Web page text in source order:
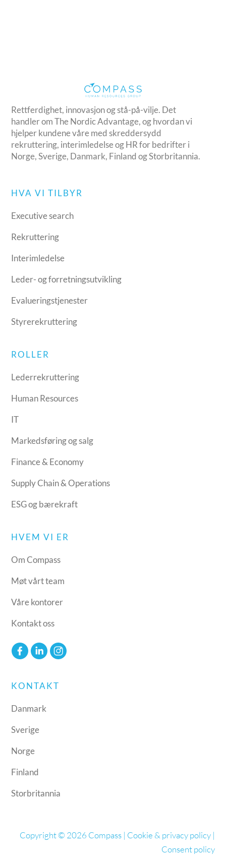
Rettferdighet, innovasjon og stå-på-vilje. Det
handler om The Nordic Advantage, og hvordan vi
hjelper kundene våre med skreddersydd
rekruttering, interimledelse og HR for bedrifter i
Norge, Sverige, Danmark, Finland og Storbritannia.
HVA VI TILBYR
Executive search
Rekruttering
Interimledelse
Leder- og forretningsutvikling
Evalueringstjenester
Styrerekruttering
ROLLER
Lederrekruttering
Human Resources
IT
Markedsføring og salg
Finance & Economy
Supply Chain & Operations
ESG og bærekraft
HVEM VI ER
Om Compass
Møt vårt team
Våre kontorer
Kontakt oss
KONTAKT
Danmark
Sverige
Norge
Finland
Storbritannia
Copyright © 2026 Compass | Cookie & privacy policy|
Consent policy